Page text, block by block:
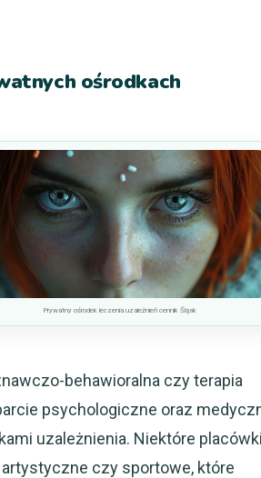
ośrodkach
Prywatny ośrodek leczenia uzależnień cennik Śląsk
behawioralna czy terapia
psychologiczne oraz
uzależnienia. Niektóre placówki
czy sportowe, które